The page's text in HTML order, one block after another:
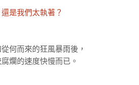
是我們太執著？
何而來的狂風暴雨後，
爛的速度快慢而已。